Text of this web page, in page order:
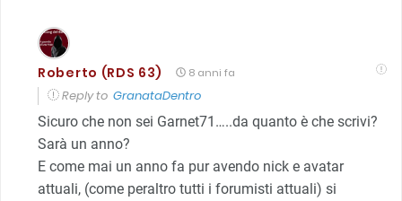
Roberto (RDS 63) 8 anni fa
Reply to GranataDentro
Sicuro che non sei Garnet71…..da quanto è che scrivi?
Sarà un anno?
E come mai un anno fa pur avendo nick e avatar
attuali, (come peraltro tutti i forumisti attuali) si